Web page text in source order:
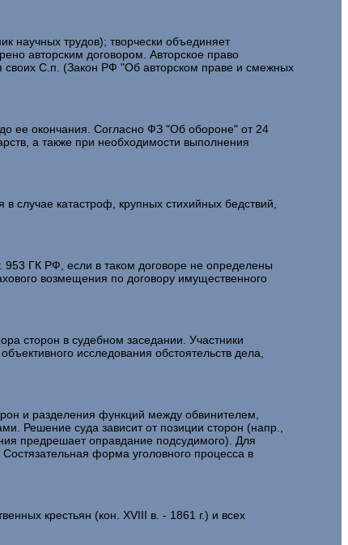
научных трудов); творчески объединяет
авторским договором. Авторское право
своих С.п. (Закон РФ "Об авторском праве и смежных
ее окончания. Согласно ФЗ "Об обороне" от 24
а также при необходимости выполнения
катастроф, крупных стихийных бедствий,
ГК РФ, если в таком договоре не определены
возмещения по договору имущественного
сторон в судебном заседании. Участники
исследования обстоятельств дела,
и разделения функций между обвинителем,
Решение суда зависит от позиции сторон (напр.,
предрешает оправдание подсудимого). Для
форма уголовного процесса в
крестьян (кон. XVIII в. - 1861 г.) и всех